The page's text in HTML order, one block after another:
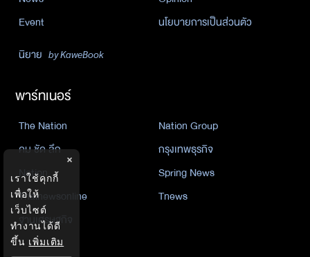
Event
นโยบายการเป็นส่วนตัว
นิยาย by KaweBook
พาร์ทเนอร์
The Nation
Nation Group
คม ชัด ลึก
กรุงเทพธุรกิจ
Nation
Spring News
Thainewsonline
Tnews
ฐานเศรษฐกิจ
×
เราใช้คุกกี้
เพื่อให้
เว็บไซต์
ทำงานได้ดี
ขึ้น เพิ่มเติม